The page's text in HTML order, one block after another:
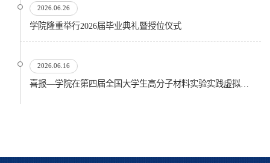
2026.06.26
​学院隆重举行2026届毕业典礼暨授位仪式
2026.06.16